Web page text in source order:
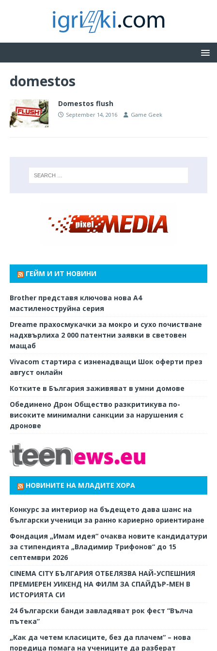
domestos
Domestos flush
September 14, 2016 Game Geek
ГЕЙМ И ИТ НОВИНИ
Brother представя ключова нова A4
мастиленоструйна серия
Dreame прахосмукачки за мокро и сухо почистване
надхвърлиха 2 000 патентни заявки в световен
мащаб
Vivacom стартира с изненадващи Шок оферти през
август онлайн
Котките в България заживяват в умни домове
Обединено Дрон Общество разкритикува по-
високите минимални санкции за нарушения с
дронове
НОВИНИТЕ НА МЛАДИТЕ ХОРА
Конкурс за интериор на бъдещето дава шанс на
български ученици за ранно кариерно ориентиране
Фондация „Имам идея“ очаква новите кандидатури
за стипендията „Владимир Трифонов“ до 15
септември 2026
CINEMA CITY БЪЛГАРИЯ ОТБЕЛЯЗВА НАЙ-УСПЕШНИЯ
ПРЕМИЕРЕН УИКЕНД НА ФИЛМ ЗА СПАЙДЪР-МЕН В
ИСТОРИЯТА СИ
24 български банди завладяват рок фест “Вълча
пътека”
„Как да четем класиците, без да плачем“ – нова
поредица помага на учениците да разберат